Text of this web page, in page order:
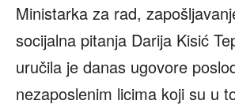
Ministarka za rad,
socijalna pitanja Darija Kisić
uručila je danas ugovore
nezaposlenim licima koji su u